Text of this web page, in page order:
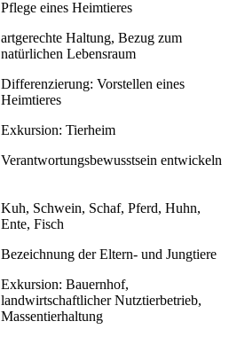
Pflege eines Heimtieres
artgerechte Haltung, Bezug zum
natürlichen Lebensraum
Differenzierung: Vorstellen eines
Heimtieres
Exkursion: Tierheim
Verantwortungsbewusstsein entwickeln
Kuh, Schwein, Schaf, Pferd, Huhn,
Ente, Fisch
Bezeichnung der Eltern- und Jungtiere
Exkursion: Bauernhof,
landwirtschaftlicher Nutztierbetrieb,
Massentierhaltung